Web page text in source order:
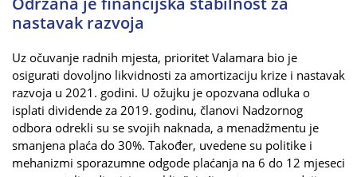
nastavak razvoja
Uz očuvanje radnih mjesta, prioritet Valamara bio je
osigurati dovoljno likvidnosti za amortizaciju krize i nastavak
razvoja u 2021. godini. U ožujku je opozvana odluka o
isplati dividende za 2019. godinu, članovi Nadzornog
odbora odrekli su se svojih naknada, a menadžmentu je
smanjena plaća do 30%. Također, uvedene su politike i
mehanizmi sporazumne odgode plaćanja na 6 do 12 mjeseci